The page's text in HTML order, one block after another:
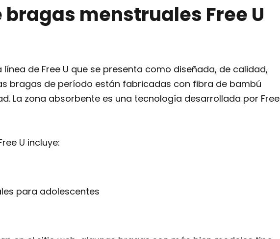
bragas menstruales Free U
de Free U que se presenta como diseñada, de calidad,
bragas de período están fabricadas con fibra de bambú
La zona absorbente es una tecnología desarrollada por Free
U incluye:
para adolescentes